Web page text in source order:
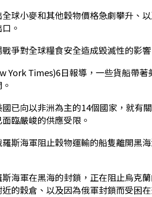
球小麥和其他穀物價格急劇攀升、
。
爭對全球糧食安全造成毀滅性的影
York Times)6日報導，一些貨船帶
已向以非洲為主的14個國家，就有
臨嚴峻的供應受限。
斯海軍阻止穀物運輸的船隻離開黑
海軍在黑海的封鎖，正在阻止烏克
的穀倉、以及因為俄軍封鎖而受困